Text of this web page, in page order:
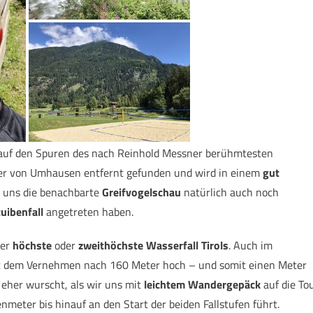
den Spuren des nach Reinhold Messner berühmtesten
von Umhausen entfernt gefunden und wird in einemgut
die benachbarteGreifvogelschau natürlich auch noch
angetreten haben.
höchsteoderzweithöchsteWasserfallTirols. Auch im
Vernehmen nach 160 Meter hoch – und somit einen Meter
wurscht, als wir uns mit leichtem Wandergepäckauf die
bis hinauf an den Start der beiden Fallstufen führt.